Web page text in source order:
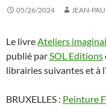
05/26/2024 JEAN-
Le livreAteliers
publié parSOL Editions
librairies suivantes et à l’
BRUXELLES : Peinture